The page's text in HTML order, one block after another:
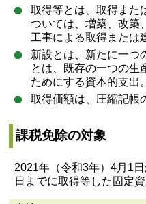
取得等とは、取得また
ついては、増築、改築
工事による取得または
新設とは、新たに一つ
とは、既存の一つの生
ためにする資本的支出。
取得価額は、圧縮記帳
課税免除の対象
2021年（令和3年）4月1
日までに取得等した固定